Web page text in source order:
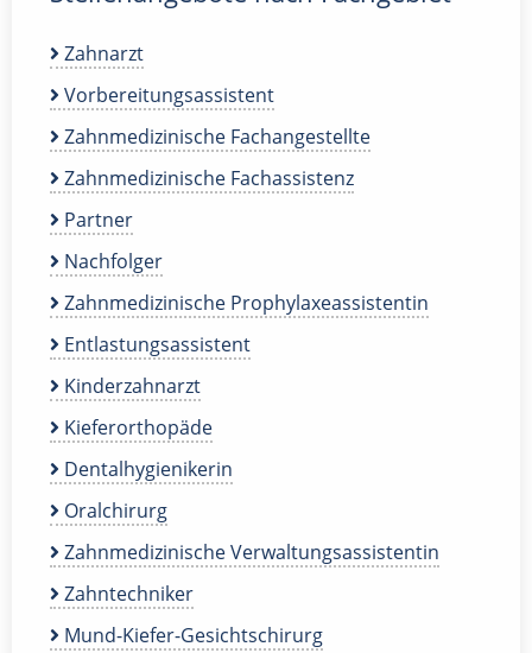
Zahnarzt
Vorbereitungsassistent
Zahnmedizinische Fachangestellte
Zahnmedizinische Fachassistenz
Partner
Nachfolger
Zahnmedizinische Prophylaxeassistentin
Entlastungsassistent
Kinderzahnarzt
Kieferorthopäde
Dentalhygienikerin
Oralchirurg
Zahnmedizinische Verwaltungsassistentin
Zahntechniker
Mund-Kiefer-Gesichtschirurg